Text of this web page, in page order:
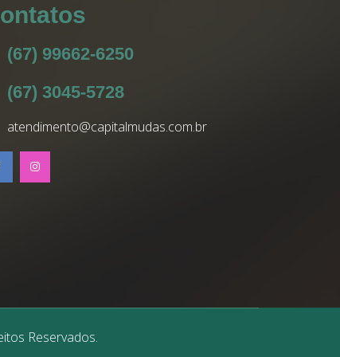
(67) 99662-6250
(67) 3045-5728
atendimento@capitalmudas.com.br
Reservados.